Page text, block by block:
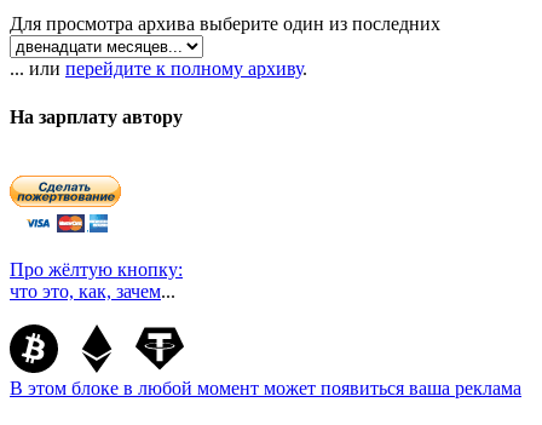
Для просмотра архива выберите один из последних
... или перейдите к полному архиву.
На зарплату автору
Про жёлтую кнопку:
что это, как, зачем...
В этом блоке в любой момент может появиться ваша реклама